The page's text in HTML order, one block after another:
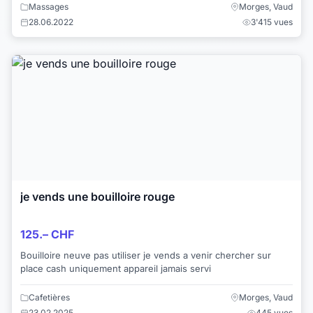
Massages
Morges, Vaud
28.06.2022
3'415 vues
je vends une bouilloire rouge
125.– CHF
Bouilloire neuve pas utiliser je vends a venir chercher sur
place cash uniquement appareil jamais servi
Cafetières
Morges, Vaud